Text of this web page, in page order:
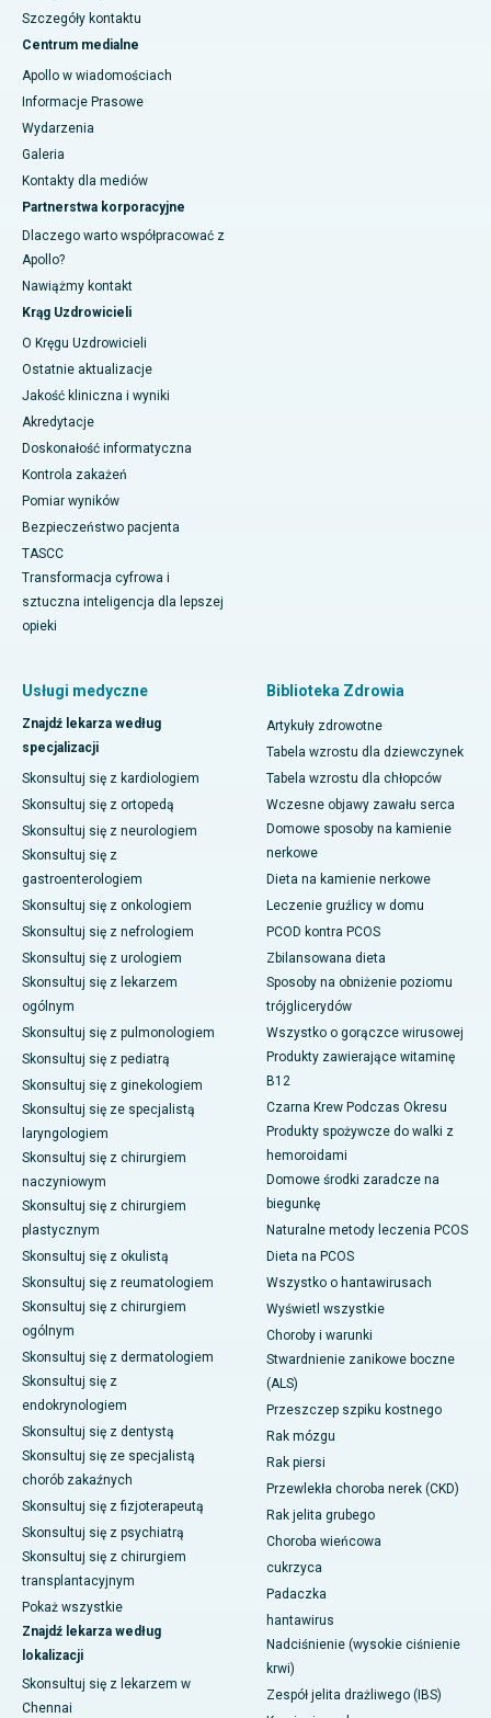
Szczegóły kontaktu
Centrum medialne
Apollo w wiadomościach
Informacje Prasowe
Wydarzenia
Galeria
Kontakty dla mediów
Partnerstwa korporacyjne
Dlaczego warto współpracować z
Apollo?
Nawiążmy kontakt
Krąg Uzdrowicieli
O Kręgu Uzdrowicieli
Ostatnie aktualizacje
Jakość kliniczna i wyniki
Akredytacje
Doskonałość informatyczna
Kontrola zakażeń
Pomiar wyników
Bezpieczeństwo pacjenta
TASCC
Transformacja cyfrowa i
sztuczna inteligencja dla lepszej
opieki
Usługi medyczne
Znajdź lekarza według
specjalizacji
Skonsultuj się z kardiologiem
Skonsultuj się z ortopedą
Skonsultuj się z neurologiem
Skonsultuj się z
gastroenterologiem
Skonsultuj się z onkologiem
Skonsultuj się z nefrologiem
Skonsultuj się z urologiem
Skonsultuj się z lekarzem
ogólnym
Skonsultuj się z pulmonologiem
Skonsultuj się z pediatrą
Skonsultuj się z ginekologiem
Skonsultuj się ze specjalistą
laryngologiem
Skonsultuj się z chirurgiem
naczyniowym
Skonsultuj się z chirurgiem
plastycznym
Skonsultuj się z okulistą
Skonsultuj się z reumatologiem
Skonsultuj się z chirurgiem
ogólnym
Skonsultuj się z dermatologiem
Skonsultuj się z
endokrynologiem
Skonsultuj się z dentystą
Skonsultuj się ze specjalistą
chorób zakaźnych
Skonsultuj się z fizjoterapeutą
Skonsultuj się z psychiatrą
Skonsultuj się z chirurgiem
transplantacyjnym
Pokaż wszystkie
Znajdź lekarza według
lokalizacji
Skonsultuj się z lekarzem w
Chennai
Biblioteka Zdrowia
Artykuły zdrowotne
Tabela wzrostu dla dziewczynek
Tabela wzrostu dla chłopców
Wczesne objawy zawału serca
Domowe sposoby na kamienie
nerkowe
Dieta na kamienie nerkowe
Leczenie gruźlicy w domu
PCOD kontra PCOS
Zbilansowana dieta
Sposoby na obniżenie poziomu
trójglicerydów
Wszystko o gorączce wirusowej
Produkty zawierające witaminę
B12
Czarna Krew Podczas Okresu
Produkty spożywcze do walki z
hemoroidami
Domowe środki zaradcze na
biegunkę
Naturalne metody leczenia PCOS
Dieta na PCOS
Wszystko o hantawirusach
Wyświetl wszystkie
Choroby i warunki
Stwardnienie zanikowe boczne
(ALS)
Przeszczep szpiku kostnego
Rak mózgu
Rak piersi
Przewlekła choroba nerek (CKD)
Rak jelita grubego
Choroba wieńcowa
cukrzyca
Padaczka
hantawirus
Nadciśnienie (wysokie ciśnienie
krwi)
Zespół jelita drażliwego (IBS)